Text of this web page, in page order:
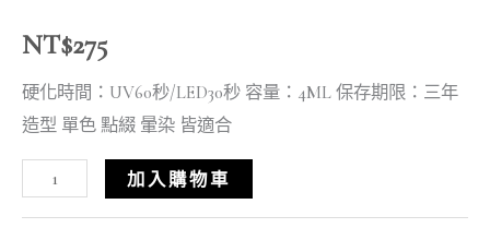
NT$275
硬化時間：UV60秒/LED30秒 容量：4ML 保存期限：三年
造型 單色 點綴 暈染 皆適合
加入購物車